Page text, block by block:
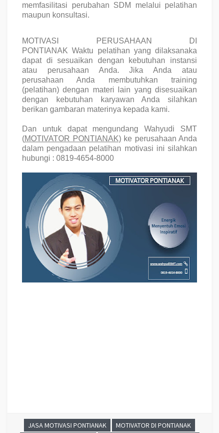
memfasilitasi perubahan SDM melalui pelatihan
maupun konsultasi.
MOTIVASI PERUSAHAAN DI
PONTIANAKWaktu pelatihan yang dilaksanaka
dapat di
sesuaikan dengan kebutuhan instansi
atau perusahaan Anda. Jika Anda atau
perusahaan Anda membutuhkan training
(pelatihan) dengan materi lain yang disesuaikan
dengan kebutuhan karyawan Anda silahkan
berikan gambaran materinya kepada kami.
Dan untuk dapat mengundangWahyudi SMT
(MOTIVATOR PONTIANAK)ke perusahaan Anda
dalam pengadaan pelatihan motivasi ini silahkan
hubungi : 0819-4654-8000
JASA MOTIVASI PONTIANAK
MOTIVATOR DI PONTIANAK